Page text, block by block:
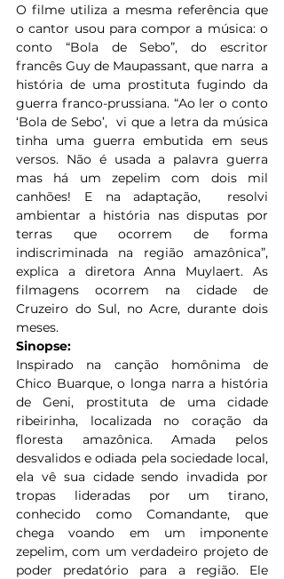
O filme utiliza a mesma referência que
o cantor usou para compor a música: o
conto “Bola de Sebo”, do escritor
francês Guy de Maupassant, que narra  a
história de uma prostituta fugindo da
guerra franco-prussiana. “Ao ler o conto
‘Bola de Sebo’,  vi que a letra da música
tinha uma guerra embutida em seus
versos. Não é usada a palavra guerra
mas há um zepelim com dois mil
canhões! E na adaptação,  resolvi
ambientar a história nas disputas por
terras que ocorrem de forma
indiscriminada na região amazônica”,
explica a diretora Anna Muylaert. As
filmagens ocorrem na cidade de
Cruzeiro do Sul, no Acre, durante dois
meses.
Sinopse:
Inspirado na canção homônima de
Chico Buarque, o longa narra a história
de Geni, prostituta de uma cidade
ribeirinha, localizada no coração da
floresta amazônica. Amada pelos
desvalidos e odiada pela sociedade local,
ela vê sua cidade sendo invadida por
tropas lideradas por um tirano,
conhecido como Comandante, que
chega voando em um imponente
zepelim, com um verdadeiro projeto de
poder predatório para a região. Ele